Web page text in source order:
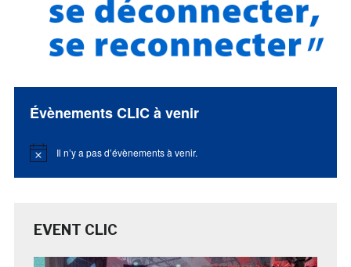
Évènements CLIC à venir
Notice Il n’y a pas d’évènements à venir.
EVENT CLIC